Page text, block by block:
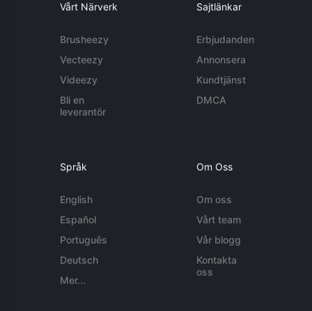
Vårt Närverk
Brusheezy
Vecteezy
Videezy
Bli en
leverantör
Sajtlänkar
Erbjudanden
Annonsera
Kundtjänst
DMCA
Språk
English
Español
Português
Deutsch
Mer...
Om Oss
Om oss
Vårt team
Vår blogg
Kontakta
oss